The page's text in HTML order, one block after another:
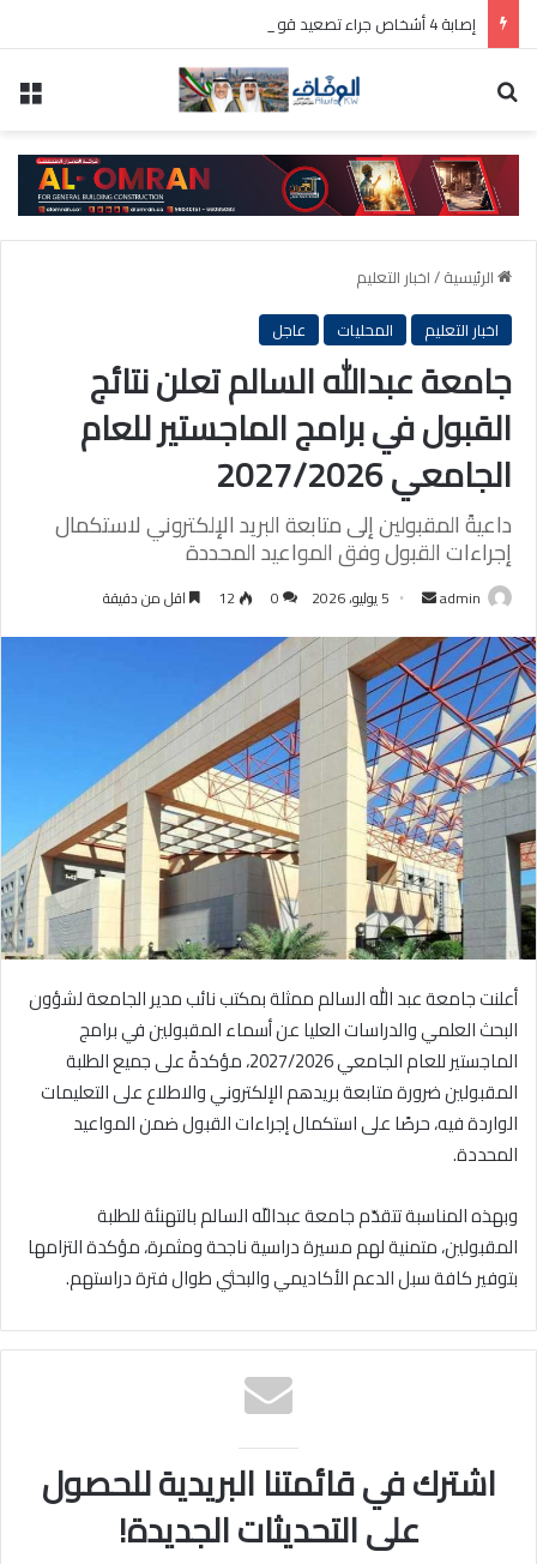
الرئيسية/اخبار التعليم
اخبار التعليم
المحليات عاجل
جامعة عبدالله السالم تعلن نتائج
القبول في برامج الماجستير للعام
الجامعي 2027/2026
داعيةً المقبولين إلى متابعة البريد الإلكتروني لاستكمال
إجراءات القبول وفق المواعيد المحددة
admin
أرسل
إلكترونيا
5 يوليو، 2026 0
12 اقل من دقيقة
أعلنت جامعة عبد اللّٰه السالم ممثلة بمكتب نائب مدير الجامعة لشؤون
البحث العلمي والدراسات العليا عن أسماء المقبولين في برامج
الماجستير للعام الجامعي 2027/2026، مؤكدةً على جميع الطلبة
المقبولين ضرورة متابعة بريدهم الإلكتروني والاطلاع على التعليمات
الواردة فيه، حرصًا على استكمال إجراءات القبول ضمن المواعيد
المحددة.
وبهذه المناسبة تتقدّم جامعة عبداللّه السالم بالتهنئة للطلبة
المقبولين، متمنية لهم مسيرة دراسية ناجحة ومثمرة، مؤكدة التزامها
بتوفير كافة سبل الدعم الأكاديمي والبحثي طوال فترة دراستهم.
اشترك في قائمتنا البريدية للحصول
على التحديثات الجديدة!